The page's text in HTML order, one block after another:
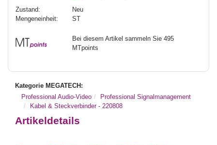
Zustand:
Neu
Mengeneinheit:
ST
Bei diesem Artikel sammeln Sie 495
MTpoints
Kategorie MEGATECH:
Professional Audio-Video
Professional Signalmanagement
Kabel & Steckverbinder - 220808
Artikeldetails